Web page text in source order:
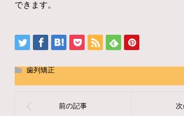
できます。
歯列矯正